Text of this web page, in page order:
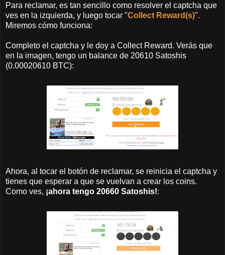
Para reclamar, es tan sencillo como resolver el captcha que
ves en la izquierda, y luego tocar "Collect Reward(s)".
Miremos cómo funciona:
Completo el captcha y le doy a Collect Reward. Verás que
en la imagen, tengo un balance de 20610 Satoshis
(0.00020610 BTC):
Ahora, al tocar el botón de reclamar, se reinicia el captcha y
tienes que esperar a que se vuelvan a crear los coins.
Como ves, ¡ahora tengo 20660 Satoshis!: